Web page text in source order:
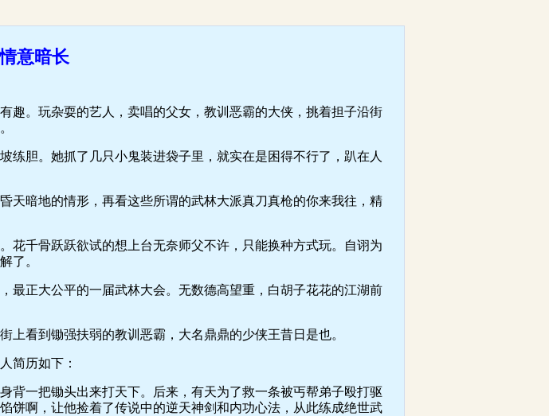
意暗长
。玩杂耍的艺人，卖唱的父女，教训恶霸的大侠，挑着担子沿街
胆。她抓了几只小鬼装进袋子里，就实在是困得不行了，趴在人
暗地的情形，再看这些所谓的武林大派真刀真枪的你来我往，精
千骨跃跃欲试的想上台无奈师父不许，只能换种方式玩。自诩为
了。
正大公平的一届武林大会。无数德高望重，白胡子花花的江湖前
看到锄强扶弱的教训恶霸，大名鼎鼎的少侠王昔日是也。
简历如下：
一把锄头出来打天下。后来，有天为了救一条被丐帮弟子殴打驱
饼啊，让他捡着了传说中的逆天神剑和内功心法，从此练成绝世武